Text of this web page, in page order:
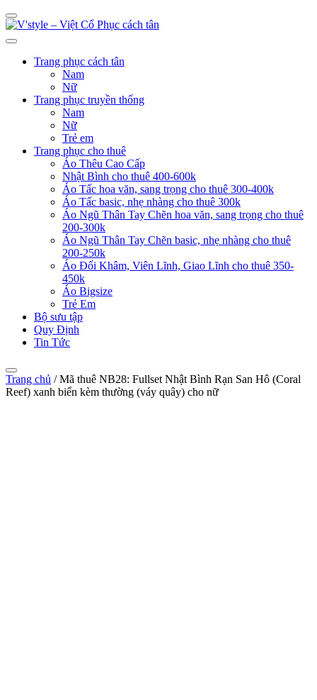
Trang phục cách tân
Nam
Nữ
Trang phục truyền thống
Nam
Nữ
Trẻ em
Trang phục cho thuê
Áo Thêu Cao Cấp
Nhật Bình cho thuê 400-600k
Áo Tấc hoa văn, sang trọng cho thuê 300-400k
Áo Tấc basic, nhẹ nhàng cho thuê 300k
Áo Ngũ Thân Tay Chẽn hoa văn, sang trọng cho thuê
200-300k
Áo Ngũ Thân Tay Chẽn basic, nhẹ nhàng cho thuê
200-250k
Áo Đối Khâm, Viên Lĩnh, Giao Lĩnh cho thuê 350-
450k
Áo Bigsize
Trẻ Em
Bộ sưu tập
Quy Định
Tin Tức
Trang chủ /Mã thuê NB28: Fullset Nhật Bình Rạn San Hô (Coral
Reef) xanh biển kèm thường (váy quây) cho nữ